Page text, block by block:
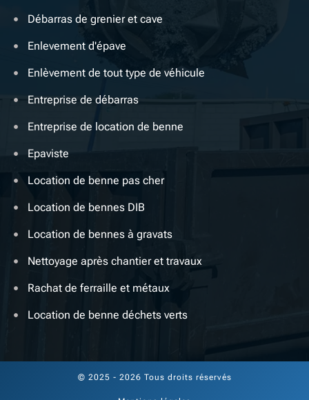
Débarras de grenier et cave
Enlevement d'épave
Enlèvement de tout type de véhicule
Entreprise de débarras
Entreprise de location de benne
Epaviste
Location de benne pas cher
Location de bennes DIB
Location de bennes à gravats
Nettoyage après chantier et travaux
Rachat de ferraille et métaux
Location de benne déchets verts
© 2025 - 2026 Tous droits réservés